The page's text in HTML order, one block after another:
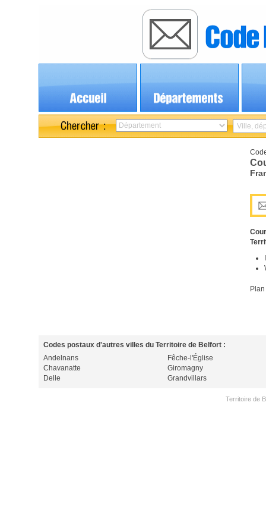
Codes postaux d'autres villes du Territoire de Belfort :
Andelnans
Chavanatte
Delle
Fêche-l'Église
Giromagny
Grandvillars
Territoire de